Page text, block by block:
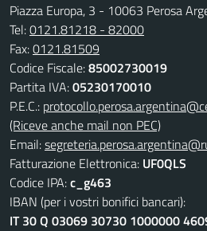
Piazza Europa, 3 - 10063 Perosa
Tel:0121.81218 - 82000
Fax:0121.81509
Codice Fiscale:85002730019
Partita IVA:05230170010
P.E.C.:
(Riceve anche mail non PEC)
Email:
Fatturazione Elettronica: UF0QLS
Codice IPA:c_g463
IBAN (per i vostri bonifici bancari):
IT 30 Q 03069 30730 1000000